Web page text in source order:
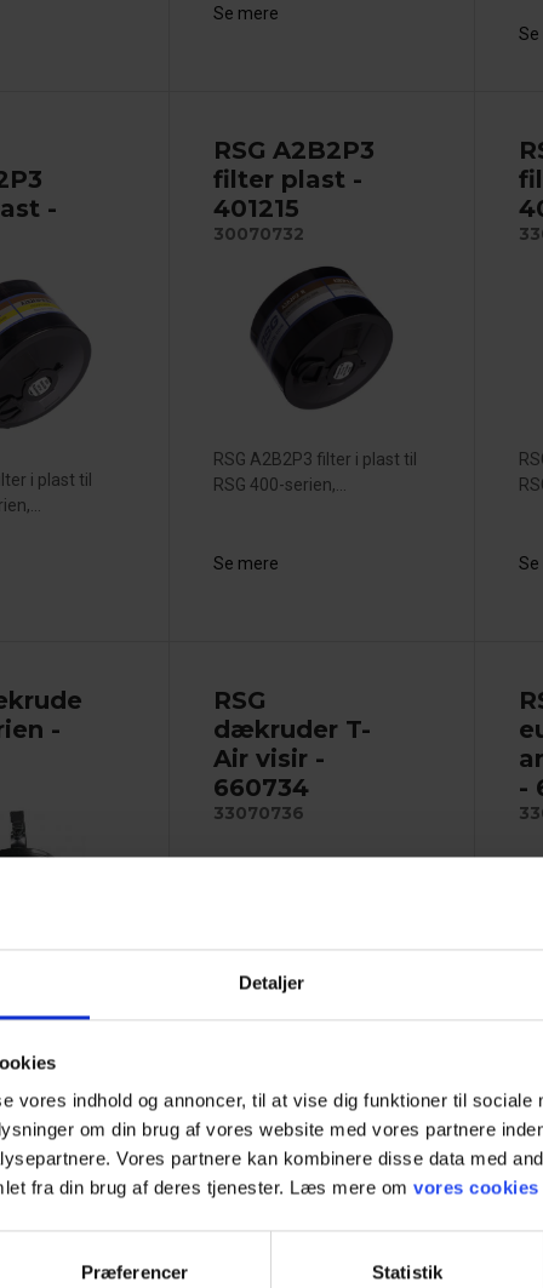
Detaljer
vores indhold og annoncer, til at vise dig funktioner til sociale
om din brug af vores website med vores partnere
Vores partnere kan kombinere disse data med
fra din brug af deres tjenester. Læs mere om vores cookies
Præferencer Statistik
Se mere
Se
-
i plast til
RSG A2B2P3
filter plast -
401215
30070732
RSG A2B2P3 filter i plast til
RSG 400-serien,...
Se mere Se
-
RSG
dækruder T-
Air visir -
660734
33070736
Se mere
-
arrow_backFORRIGE